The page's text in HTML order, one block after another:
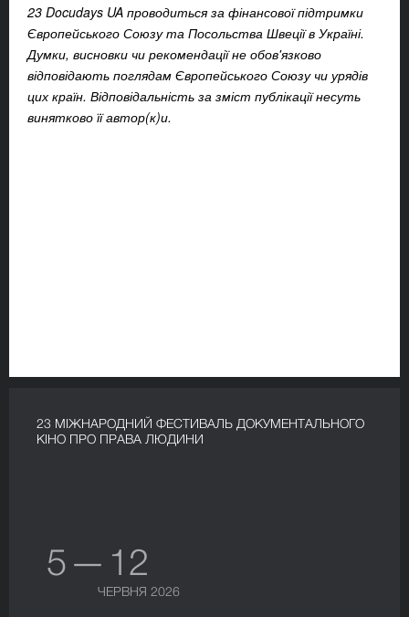
23 Docudays UA проводиться за фінансової підтримки
Європейського Союзу та Посольства Швеції в Україні.
Думки, висновки чи рекомендації не обов'язково
відповідають поглядам Європейського Союзу чи урядів
цих країн. Відповідальність за зміст публікації несуть
винятково її автор(к)и.
23 МІЖНАРОДНИЙ ФЕСТИВАЛЬ ДОКУМЕНТАЛЬНОГО
КІНО ПРО ПРАВА ЛЮДИНИ
5 — 12
ЧЕРВНЯ 2026